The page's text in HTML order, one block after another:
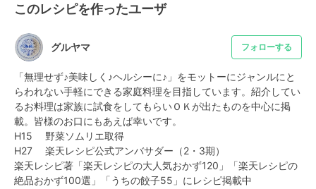
このレシピを作ったユーザ
グルヤマ フォローする
「無理せず♪美味しく♪ヘルシーに♪」をモットーにジャンルにと
らわれない手軽にできる家庭料理を目指しています。紹介してい
るお料理は家族に試食をしてもらいＯＫが出たものを中心に掲
載。皆様のお口にもあえば幸いです。
H15　 野菜ソムリエ取得
H27　 楽天レシピ公式アンバサダー（2・3期）
楽天レシピ著「楽天レシピの大人気おかず120」「楽天レシピの
絶品おかず100選」「うちの餃子55」にレシピ掲載中